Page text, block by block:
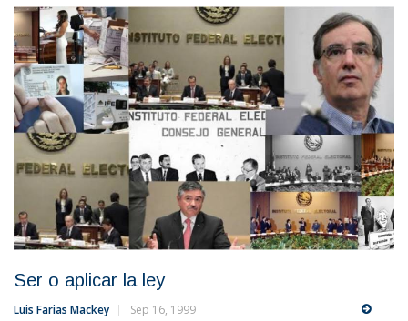
Ser o aplicar la ley
Luis Farias Mackey Sep 16, 1999